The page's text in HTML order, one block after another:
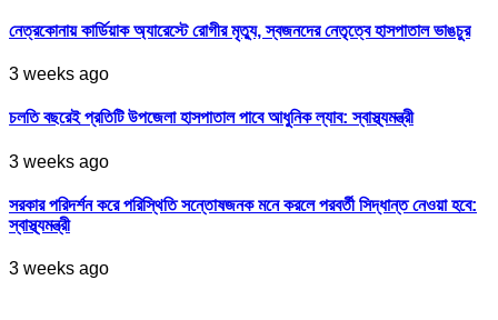
নেত্রকোনায় কার্ডিয়াক অ্যারেস্টে রোগীর মৃত্যু, স্বজনদের নেতৃত্বে হাসপাতাল ভাঙচুর
3 weeks ago
চলতি বছরেই প্রতিটি উপজেলা হাসপাতাল পাবে আধুনিক ল্যাব: স্বাস্থ্যমন্ত্রী
3 weeks ago
সরকার পরিদর্শন করে পরিস্থিতি সন্তোষজনক মনে করলে পরবর্তী সিদ্ধান্ত নেওয়া হবে:
স্বাস্থ্যমন্ত্রী
3 weeks ago